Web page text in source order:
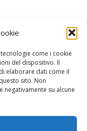
come i cookie
del dispositivo. Il
elaborare dati come il
sito. Non
su alcune